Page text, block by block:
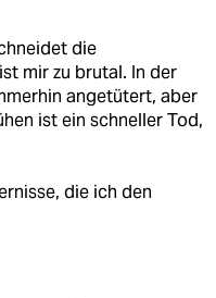
die
mir zu brutal. In der
angetütert, aber
ist ein schneller Tod,
die ich den